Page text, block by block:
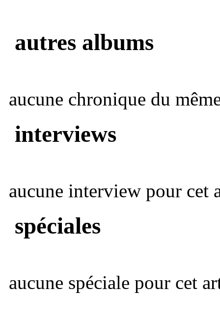
autres albums
aucune chronique du
interviews
aucune interview pour cet
spéciales
aucune spéciale pour cet